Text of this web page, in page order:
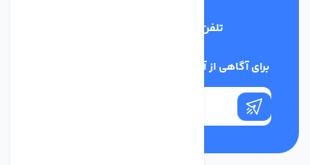
تلفن پشتیبانی
برای آگاهی از آخرین اخبار در خبرنامه ما عضو شوید